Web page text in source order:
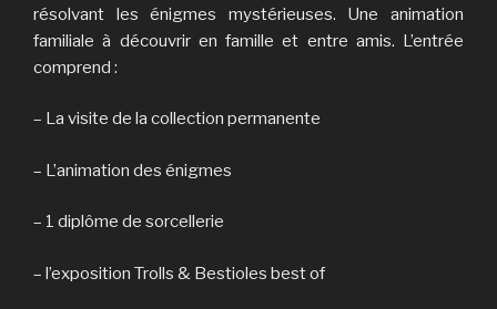
résolvant les énigmes mystérieuses. Une animation
familiale à découvrir en famille et entre amis. L’entrée
comprend :
– La visite de la collection permanente
– L’animation des énigmes
– 1 diplôme de sorcellerie
– l’exposition Trolls & Bestioles best of